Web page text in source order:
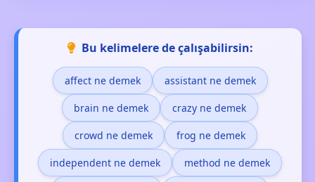
Bu kelimelere de çalışabilirsin:
affect ne demek assistant ne demek
brain ne demek crazy ne demek
crowd ne demek frog ne demek
independent ne demek method ne demek